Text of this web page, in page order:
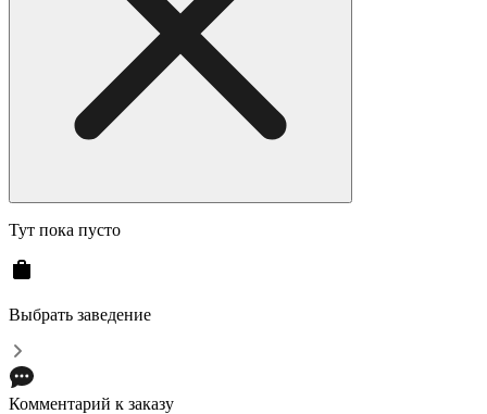
Тут пока пусто
Выбрать заведение
Комментарий к заказу